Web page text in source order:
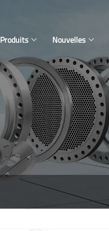
Produits Nouvelles